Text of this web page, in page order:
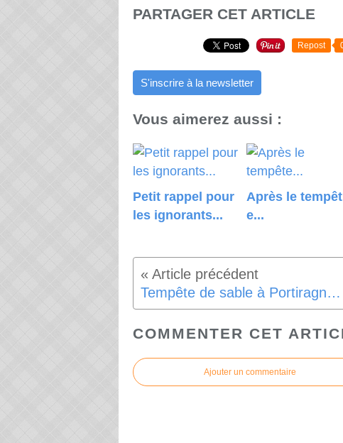
PARTAGER CET ARTICLE
Repost
S'inscrire à la newsletter
Vous aimerez aussi :
Petit rappel pour
les ignorants...
Après le tempêt
e...
Tempête de sable à Portiragnes Plage - Ouest
COMMENTER CET
Ajouter un commentaire